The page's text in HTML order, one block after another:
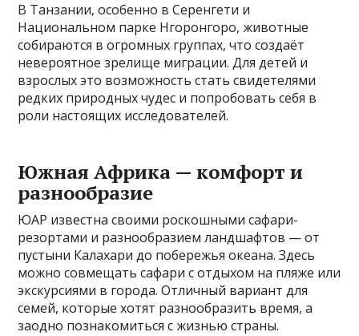
В Танзании, особенно в Серенгети и
Национальном парке Нгоронгоро, животные
собираются в огромных группах, что создаёт
невероятное зрелище миграции. Для детей и
взрослых это возможность стать свидетелями
редких природных чудес и попробовать себя в
роли настоящих исследователей.
Южная Африка — комфорт и
разнообразие
ЮАР известна своими роскошными сафари-
резортами и разнообразием ландшафтов — от
пустыни Калахари до побережья океана. Здесь
можно совмещать сафари с отдыхом на пляже или
экскурсиями в города. Отличный вариант для
семей, которые хотят разнообразить время, а
заодно познакомиться с жизнью страны.